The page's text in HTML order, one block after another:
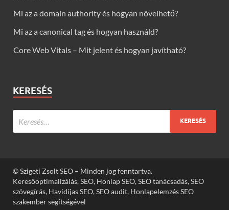
Mi az a domain authority és hogyan növelhető?
Mi az a canonical tag és hogyan használd?
Core Web Vitals – Mit jelent és hogyan javítható?
KERESÉS
© Szigeti Zsolt SEO – Minden jog fenntartva.
Keresőoptimalizálás, SEO, Honlap SEO, SEO tanácsadás, SEO
szövegírás, Havidíjas SEO, SEO audit, Honlapelemzés SEO
szakember segítségével